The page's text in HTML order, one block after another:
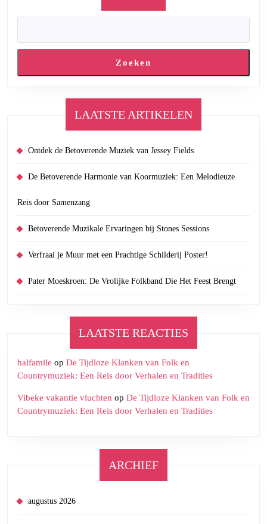
Zoeken
LAATSTE ARTIKELEN
Ontdek de Betoverende Muziek van Jessey Fields
De Betoverende Harmonie van Koormuziek: Een Melodieuze
Reis door Samenzang
Betoverende Muzikale Ervaringen bij Stones Sessions
Verfraai je Muur met een Prachtige Schilderij Poster!
Pater Moeskroen: De Vrolijke Folkband Die Het Feest Brengt
LAATSTE REACTIES
halfamile op De Tijdloze Klanken van Folk en
Countrymuziek: Een Reis door Verhalen en Tradities
Vibeke vakantie vluchten op De Tijdloze Klanken van Folk en
Countrymuziek: Een Reis door Verhalen en Tradities
ARCHIEF
augustus 2026